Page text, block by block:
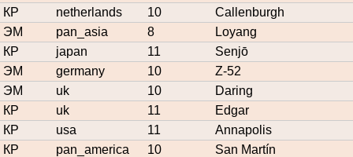
КР
netherlands 10
Callenburgh
ЭМ
pan_asia 8
Loyang
КР
japan 11
Senjō
ЭМ
germany 10
Z-52
ЭМ
uk 10
Daring
КР
uk 11
Edgar
КР
usa 11
Annapolis
КР
pan_america 10
San Martín